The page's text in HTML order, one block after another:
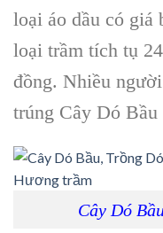
loại áo dầu có giá
loại trầm tích tụ
đồng. Nhiều người
trúng Cây Dó Bầu
Cây Dó